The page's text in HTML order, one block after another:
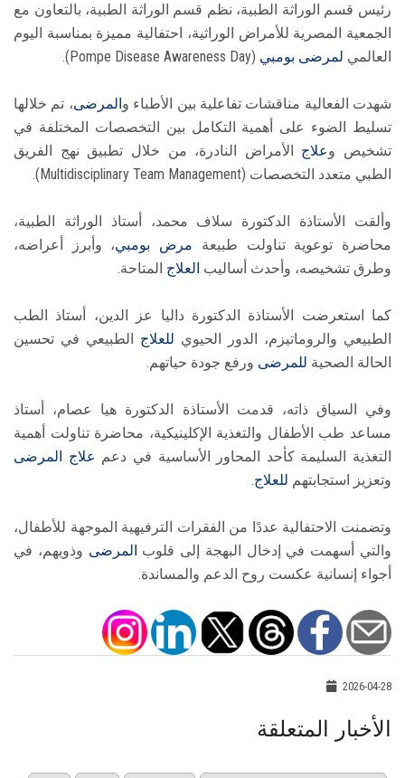
رئيس قسم الوراثة الطبية، نظم قسم الوراثة الطبية، بالتعاون مع
الجمعية المصرية للأمراض الوراثية، احتفالية مميزة بمناسبة اليوم
العالمي لمرضى بومبي (Pompe Disease Awareness Day).
شهدت الفعالية مناقشات تفاعلية بين الأطباء و المرضى، تم خلالها
تسليط الضوء على أهمية التكامل بين التخصصات المختلفة في
تشخيص وعلاج
الأمراض النادرة، من خلال تطبيق نهج الفريق
الطبي متعدد التخصصات (Multidisciplinary Team Management).
وألقت الأستاذة الدكتورة سلاف محمد، أستاذ الوراثة الطبية،
محاضرة توعوية تناولت طبيعة مرض بومبي، وأبرز أعراضه،
وطرق تشخيصه، وأحدث أساليب العلاج المتاحة.
كما استعرضت الأستاذة الدكتورة داليا عز الدين، أستاذ الطب
الطبيعي والروماتيزم، الدور الحيوي للعلاج الطبيعي في تحسين
الحالة الصحية للمرضى ورفع جودة حياتهم.
وفي السياق ذاته، قدمت الأستاذة الدكتورة هيا عصام، أستاذ
مساعد طب الأطفال والتغذية الإكلينيكية، محاضرة تناولت أهمية
التغذية السليمة كأحد المحاور الأساسية في دعم علاج المرضى
وتعزيز استجابتهم للعلاج.
وتضمنت الاحتفالية عددًا من الفقرات الترفيهية الموجهة للأطفال،
والتي أسهمت في إدخال البهجة إلى قلوب المرضى وذويهم، في
أجواء إنسانية عكست روح الدعم والمساندة.
2026-04-28
الأخبار المتعلقة